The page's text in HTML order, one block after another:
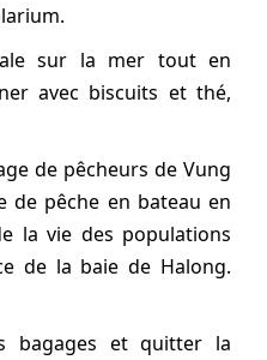
sur la mer tout en
avec biscuits et thé,
de pêcheurs de Vung
de pêche en bateau en
la vie des populations
de la baie de Halong.
bagages et quitter la